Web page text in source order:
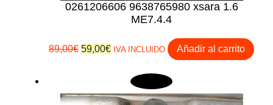
0261206606 9638765980 xsara 1.6
ME7.4.4
89,00€ El
59,00€El
actual
IVA INCLUIDO Añadir al carrito